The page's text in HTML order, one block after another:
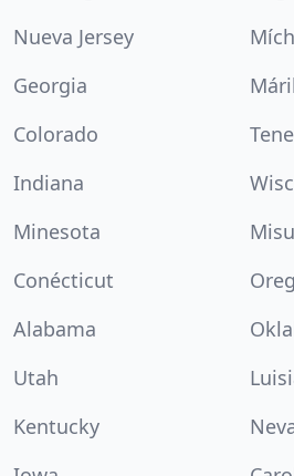
Nueva Jersey
Georgia
Colorado
Indiana
Minesota
Conécticut
Alabama
Utah
Kentucky